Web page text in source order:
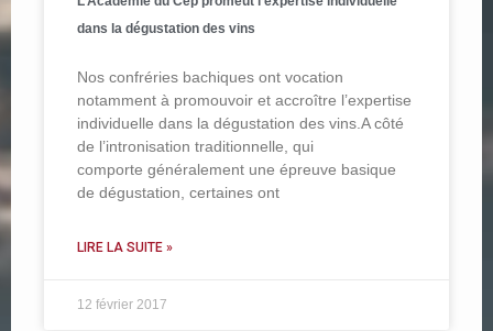
dans la dégustation des vins
Nos confréries bachiques ont vocation
notamment à promouvoir et accroître l’expertise
individuelle dans la dégustation des vins.A côté
de l’intronisation traditionnelle, qui
comporte généralement une épreuve basique
de dégustation, certaines ont
LIRE LA SUITE »
12 février 2017